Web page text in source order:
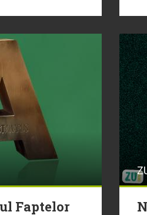
Faptelor